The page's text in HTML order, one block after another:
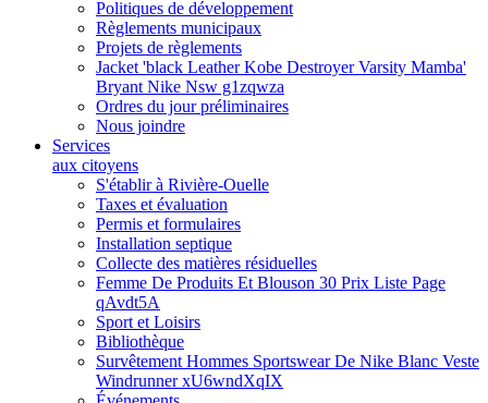
Politiques de développement
Règlements municipaux
Projets de règlements
Jacket 'black Leather Kobe Destroyer Varsity Mamba'
Bryant Nike Nsw g1zqwza
Ordres du jour préliminaires
Nous joindre
Services
aux citoyens
S'établir à Rivière-Ouelle
Taxes et évaluation
Permis et formulaires
Installation septique
Collecte des matières résiduelles
Femme De Produits Et Blouson 30 Prix Liste Page
qAvdt5A
Sport et Loisirs
Bibliothèque
Survêtement Hommes Sportswear De Nike Blanc Veste
Windrunner xU6wndXqIX